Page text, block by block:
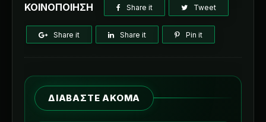
ΚΟΙΝΟΠΟΙΗΣΗ Share it Tweet
Share it Share it Pin it
ΔΙΑΒΑΣΤΕ ΑΚΟΜΑ